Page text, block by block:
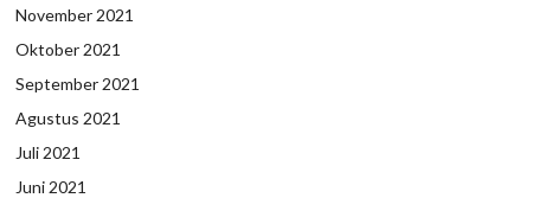
November 2021
Oktober 2021
September 2021
Agustus 2021
Juli 2021
Juni 2021